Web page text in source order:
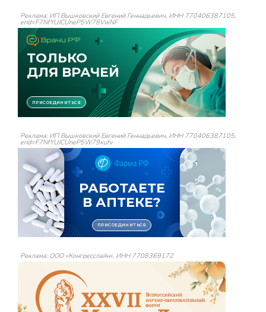
Реклама: ИП Вышковский Евгений Геннадьевич, ИНН 770406387105,
erid=F7NfYUJCUneP5W78VwNF
Реклама: ИП Вышковский Евгений Геннадьевич, ИНН 770406387105,
erid=F7NfYUJCUneP5W79xufv
Реклама: ООО «Конгресслайн», ИНН 7708369172